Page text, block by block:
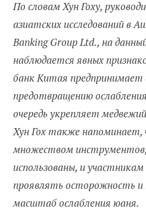
По словам Хун Гоху,
азиатских исследований в
Banking Group Ltd., на
наблюдается явных
банк Китая
предотвращению
очередь укрепляет
Хун Гох также напоминает,
множеством
использованы, и
проявлять осторожность и
масштаб ослабления юаня.